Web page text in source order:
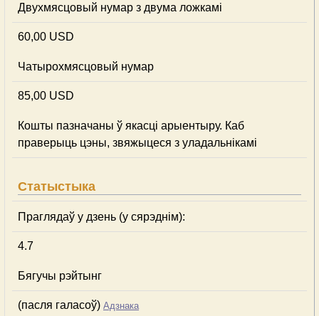
Двухмясцовый нумар з двума ложкамі
60,00 USD
Чатырохмясцовый нумар
85,00 USD
Кошты пазначаны ў якасці арыентыру. Каб
праверыць цэны, звяжыцеся з уладальнікамі
Статыстыка
Праглядаў у дзень (у сярэднім):
4.7
Бягучы рэйтынг
(пасля галасоў) Адзнака